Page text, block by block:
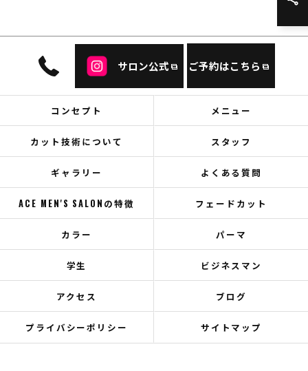
サロン公式 ご予約はこちら
コンセプト メニュー
カット技術について スタッフ
ギャラリー よくある質問
ACE MEN'S SALONの特徴 フェードカット
カラー パーマ
学生 ビジネスマン
アクセス ブログ
プライバシーポリシー サイトマップ